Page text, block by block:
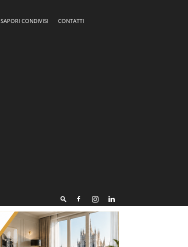
SAPORI CONDIVISI
CONTATTI